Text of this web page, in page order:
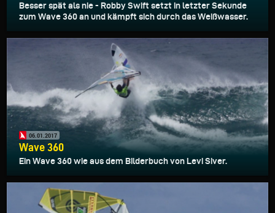
Besser spät als nie - Robby Swift setzt in letzter Sekunde
zum Wave 360 an und kämpft sich durch das Weißwasser.
06.01.2017
Wave 360
Ein Wave 360 wie aus dem Bilderbuch von Levi Siver.